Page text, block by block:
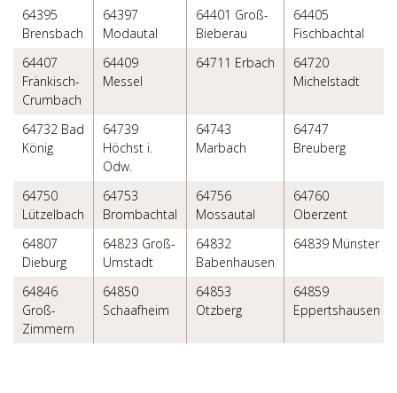
64395
Brensbach
64397
Modautal
64401 Groß-
Bieberau
64405
Fischbachtal
64407
Fränkisch-
Crumbach
64409
Messel
64711 Erbach
64720
Michelstadt
64732 Bad
König
64739
Höchst i.
Odw.
64743
Marbach
64747
Breuberg
64750
Lützelbach
64753
Brombachtal
64756
Mossautal
64760
Oberzent
64807
Dieburg
64823 Groß-
Umstadt
64832
Babenhausen
64839 Münster
64846
Groß-
Zimmern
64850
Schaafheim
64853
Otzberg
64859
Eppertshausen